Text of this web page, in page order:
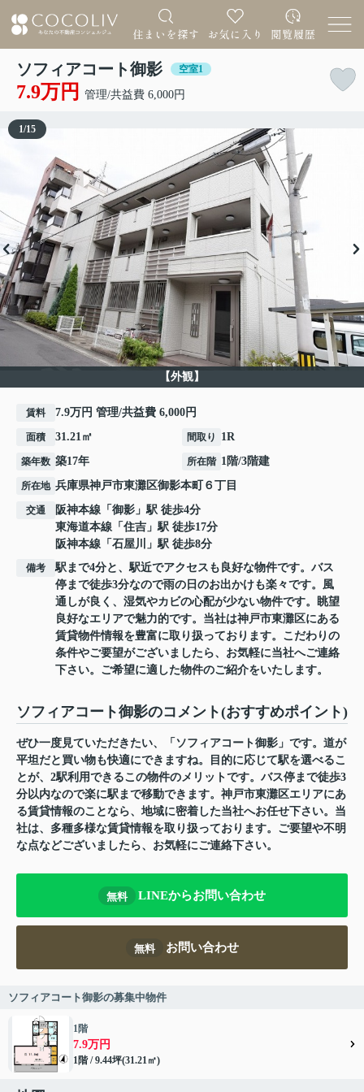
ソフィアコート御影 空室1
7.9万円 管理/共益費 6,000円
【外観】
1/15
賃料 7.9万円 管理/共益費 6,000円
面積 31.21㎡ 間取り 1R
築年数 築17年 所在階 1階/3階建
所在地 兵庫県神戸市東灘区御影本町 ６丁目
交通 阪神本線 「 御影 」駅 徒歩4分
東海道本線 「 住吉 」駅 徒歩17分
阪神本線 「 石屋川 」駅 徒歩8分
備考
駅まで4分と、駅近でアクセスも良好な物件です。バス
停まで徒歩3分なので雨の日のお出かけも楽々です。風
通しが良く、湿気やカビの心配が少ない物件です。眺望
良好なエリアで魅力的です。当社は神戸市東灘区にある
賃貸物件情報を豊富に取り扱っております。こだわりの
条件やご要望がございましたら、お気軽に当社へご連絡
下さい。ご希望に適した物件のご紹介をいたします。
ソフィアコート御影のコメント(おすすめポイント)
ぜひ一度見ていただきたい、「ソフィアコート御影」です。道が
平坦だと買い物も快適にできますね。目的に応じて駅を選べるこ
とが、2駅利用できるこの物件のメリットです。バス停まで徒歩3
分以内なので楽に駅まで移動できます。神戸市東灘区エリアにあ
る賃貸情報のことなら、地域に密着した当社へお任せ下さい。当
社は、多種多様な賃貸情報を取り扱っております。ご要望や不明
な点などございましたら、お気軽にご連絡下さい。
無料 LINEからお問い合わせ
無料 お問い合わせ
ソフィアコート御影の募集中物件
1階
7.9万円
1階 / 9.44坪(31.21㎡)